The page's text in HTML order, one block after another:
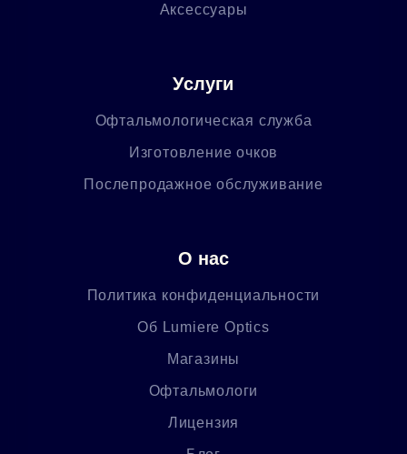
Аксессуары
Услуги
Офтальмологическая служба
Изготовление очков
Послепродажное обслуживание
О нас
Политика конфиденциальности
Об Lumiere Optics
Магазины
Офтальмологи
Лицензия